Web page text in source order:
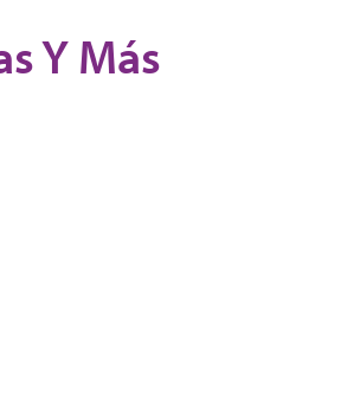
Y Más